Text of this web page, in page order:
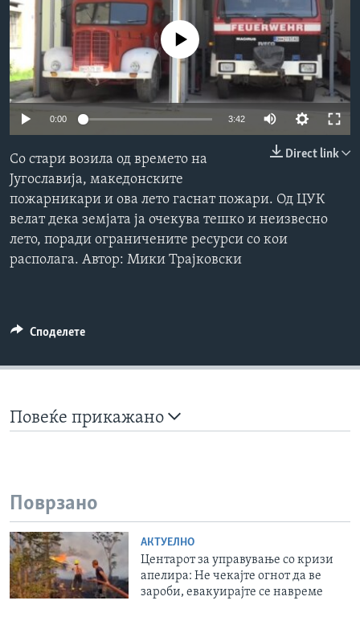
ИНТЕРВЈУА
No media source currently available
0:00 3:42
Direct link
Со стари возила од времето на
Југославија, македонските
пожарникари и ова лето гаснат пожари. Од ЦУК
велат дека земјата ја очекува тешко и неизвесно
лето, поради ограничените ресурси со кои
располага. Aвтор: Мики Трајковски
Споделете
Повеќе прикажано
Поврзано
АКТУЕЛНО
Центарот за управување со кризи
апелира: Не чекајте огнот да ве
зароби, евакуирајте се навреме